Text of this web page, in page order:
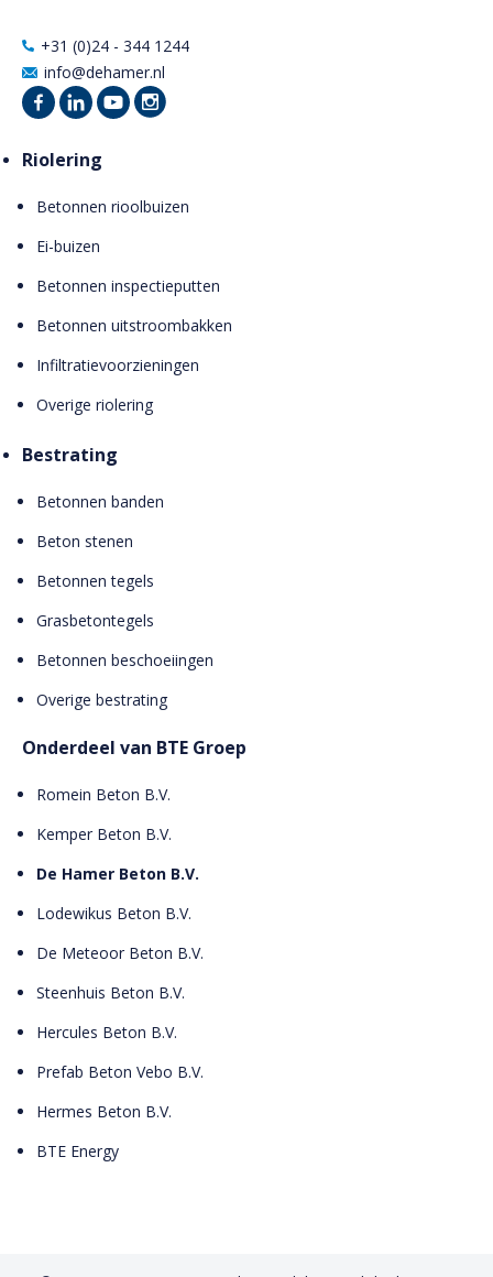
+31 (0)24 - 344 1244
info@dehamer.nl
Riolering
Betonnen rioolbuizen
Ei-buizen
Betonnen inspectieputten
Betonnen uitstroombakken
Infiltratievoorzieningen
Overige riolering
Bestrating
Betonnen banden
Beton stenen
Betonnen tegels
Grasbetontegels
Betonnen beschoeiingen
Overige bestrating
Onderdeel van BTE Groep
Romein Beton B.V.
Kemper Beton B.V.
De Hamer Beton B.V.
Lodewikus Beton B.V.
De Meteoor Beton B.V.
Steenhuis Beton B.V.
Hercules Beton B.V.
Prefab Beton Vebo B.V.
Hermes Beton B.V.
BTE Energy